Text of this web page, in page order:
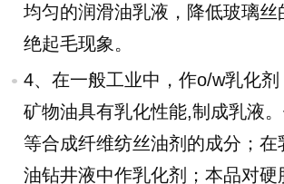
均匀的润滑油乳液，降低玻璃丝
绝起毛现象。
4、在一般工业中，作o/w乳化剂
矿物油具有乳化性能,制成乳液
等合成纤维纺丝油剂的成分；在
油钻井液中作乳化剂；本品对硬